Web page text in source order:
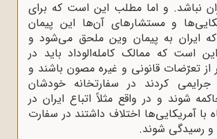
نباشد. و اما مطلب این است که برای
و مستشارهای آن‌ها این پیمان
ایران به پیمان وین ملحق می‌شود و
است که ممالک کامله‌الوداد باید در
تعرّضات قانونی و غیره مصون باشند و
کردند در سفارتخانه خودشان
شوند و در واقع مثلاً اتباع ایران در
با آمریکایی‌ها اختلاف داشتند در سفارت
و رسیدگی شوند.